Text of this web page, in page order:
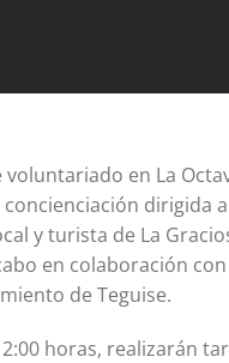
en La
dirigida
y turista de La
en colaboración
de Teguise.
horas, realizarán